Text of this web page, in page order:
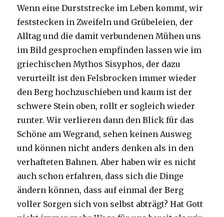
Wenn eine Durststrecke im Leben kommt, wir
feststecken in Zweifeln und Grübeleien, der
Alltag und die damit verbundenen Mühen uns
im Bild gesprochen empfinden lassen wie im
griechischen Mythos Sisyphos, der dazu
verurteilt ist den Felsbrocken immer wieder
den Berg hochzuschieben und kaum ist der
schwere Stein oben, rollt er sogleich wieder
runter. Wir verlieren dann den Blick für das
Schöne am Wegrand, sehen keinen Ausweg
und können nicht anders denken als in den
verhafteten Bahnen. Aber haben wir es nicht
auch schon erfahren, dass sich die Dinge
ändern können, dass auf einmal der Berg
voller Sorgen sich von selbst abträgt? Hat Gott